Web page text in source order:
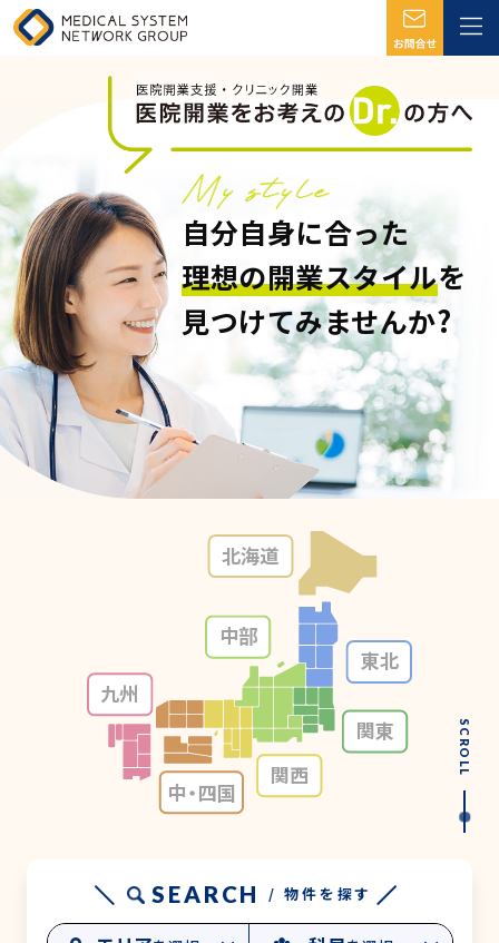
自分自身に合った
理想の開業スタイルを
見つけてみませんか?
北海道
東北
関東
関西
中部
九州
中・四国
SCROLL
SEARCH / 物件を探す